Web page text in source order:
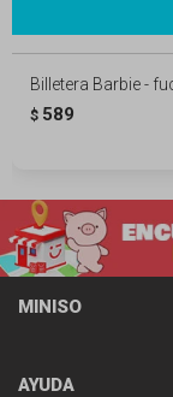
Billetera Barbie -
$ 589
MINISO
AYUDA